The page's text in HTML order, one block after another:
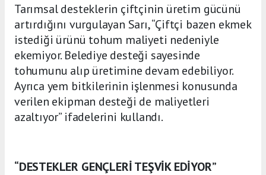
Tarımsal desteklerin çiftçinin üretim gücünü
artırdığını vurgulayan Sarı, “Çiftçi bazen ekmek
istediği ürünü tohum maliyeti nedeniyle
ekemiyor. Belediye desteği sayesinde
tohumunu alıp üretimine devam edebiliyor.
Ayrıca yem bitkilerinin işlenmesi konusunda
verilen ekipman desteği de maliyetleri
azaltıyor” ifadelerini kullandı.
“DESTEKLER GENÇLERİ TEŞVİK EDİYOR”